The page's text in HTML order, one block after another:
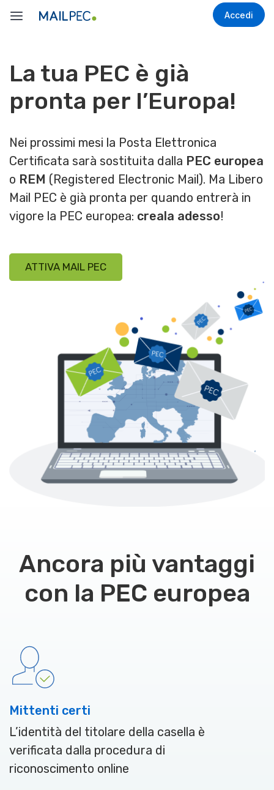
Accedi
La tua PEC è già
pronta per l’Europa!
Nei prossimi mesi la Posta Elettronica
Certificata sarà sostituita dalla PEC europea
o REM (Registered Electronic Mail). Ma Libero
Mail PEC è già pronta per quando entrerà in
vigore la PEC europea: creala adesso!
ATTIVA MAIL PEC
Ancora più vantaggi
con la PEC europea
Mittenti certi
L’identità del titolare della casella è
verificata dalla procedura di
riconoscimento online